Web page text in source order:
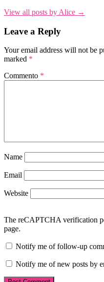
View all posts by Alice →
Leave a Reply
Your email address will not be
marked *
Commento *
Name
Email
Website
The reCAPTCHA verification
page.
Notify me of follow-up
Notify me of new posts by